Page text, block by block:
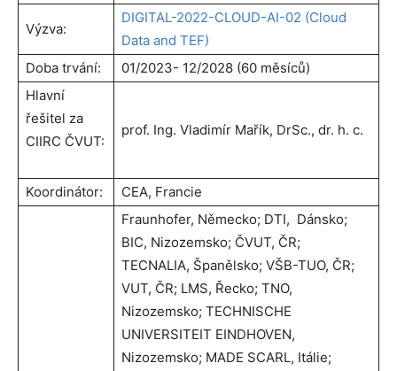
Výzva:
DIGITAL-2022-CLOUD-AI-02 (Cloud
Data and TEF)
Doba trvání:
01/2023- 12/2028 (60 měsíců)
Hlavní
řešitel za
CIIRC ČVUT:
prof. Ing. Vladimír Mařík, DrSc., dr. h. c.
Koordinátor: CEA, Francie
Fraunhofer, Německo; DTI, Dánsko;
BIC, Nizozemsko; ČVUT, ČR;
TECNALIA, Španělsko; VŠB-TUO, ČR;
VUT, ČR; LMS, Řecko; TNO,
Nizozemsko; TECHNISCHE
UNIVERSITEIT EINDHOVEN,
Nizozemsko; MADE SCARL, Itálie;